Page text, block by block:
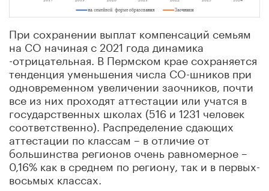
При сохранении выплат компенсаций семьям
на СО начиная с 2021 года динамика
-отрицательная. В Пермском крае сохраняется
тенденция уменьшения числа СО-шников при
одновременном увеличении заочников, почти
все из них проходят аттестации или учатся в
государственных школах (516 и 1231 человек
соответственно). Распределение сдающих
аттестации по классам – в отличие от
большинства регионов очень равномерное –
0,16% как в среднем по региону, так и в первых-
восьмых классах.